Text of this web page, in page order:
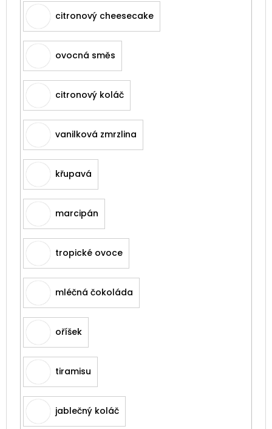
citronový cheesecake
ovocná směs
citronový koláč
vanilková zmrzlina
křupavá
marcipán
tropické ovoce
mléčná čokoláda
oříšek
tiramisu
jablečný koláč